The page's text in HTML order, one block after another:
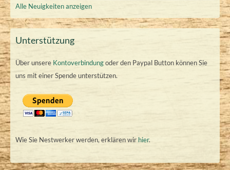
Alle Neuigkeiten anzeigen
Unterstützung
Über unsere Kontoverbindungoder den Paypal Button können Sie
uns mit einer Spende unterstützen.
Wie Sie Nestwerker werden, erklären wir hier.